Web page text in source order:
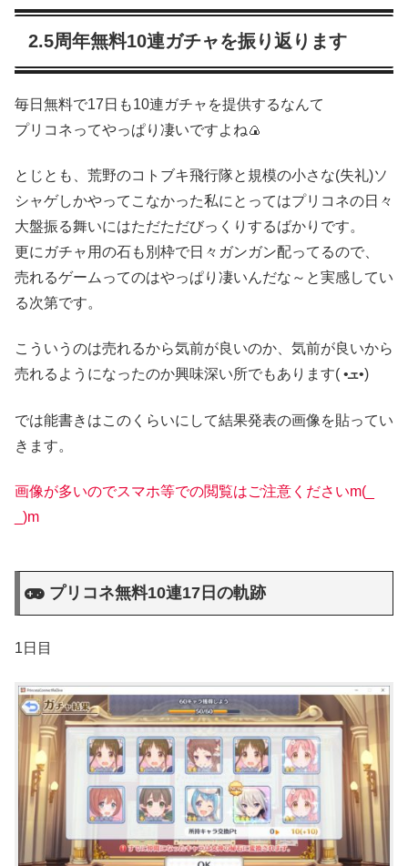
2.5周年無料10連ガチャを振り返ります
毎日無料で17日も10連ガチャを提供するなんて
プリコネってやっぱり凄いですよね🍙
とじとも、荒野のコトブキ飛行隊と規模の小さな(失礼)ソ
シャゲしかやってこなかった私にとってはプリコネの日々
大盤振る舞いにはただただびっくりするばかりです。
更にガチャ用の石も別枠で日々ガンガン配ってるので、
売れるゲームってのはやっぱり凄いんだな～と実感してい
る次第です。
こういうのは売れるから気前が良いのか、気前が良いから
売れるようになったのか興味深い所でもあります( •ܫ•)
では能書きはこのくらいにして結果発表の画像を貼ってい
きます。
画像が多いのでスマホ等での閲覧はご注意くださいm(_
_)m
プリコネ無料10連17日の軌跡
1日目